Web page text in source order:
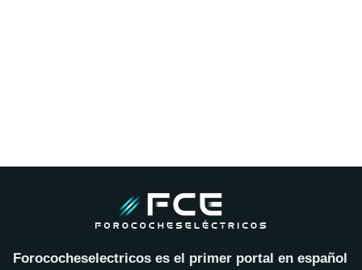
Forococheselectricos es el primer portal en español